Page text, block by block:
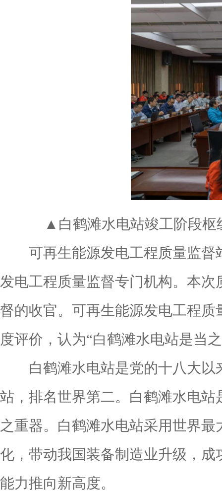
▲白鹤滩水电站竣工阶段枢
可再生能源发电工程质量监督
发电工程质量监督专门机构。本
督的收官。可再生能源发电工程
度评价，认为“白鹤滩水电站是当
白鹤滩水电站是党的十八大以
站，排名世界第二。白鹤滩水电
之重器。白鹤滩水电站采用世界
化，带动我国装备制造业升级，
能力推向新高度。